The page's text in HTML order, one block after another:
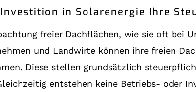
in Solarenergie Ihre
freier Dachflächen, wie sie oft bei
und Landwirte können ihre freien
Diese stellen grundsätzlich
entstehen keine Betriebs- oder